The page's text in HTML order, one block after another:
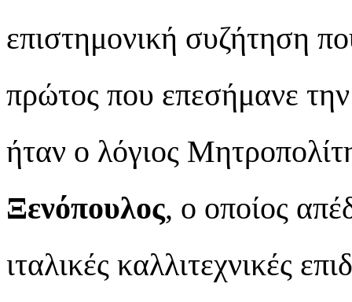
επιστημονική συζήτηση
πρώτος που επεσήμανε
ήταν ο λόγιος
Ξενόπουλος, ο οποίος
ιταλικές καλλιτεχνικές